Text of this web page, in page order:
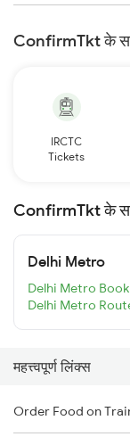
ConfirmTkt के
IRCTC
Tickets
ConfirmTkt के साथ
Delhi Metro
Delhi Metro
Delhi Metro
महत्त्वपूर्ण लिंक्स
Order Food on